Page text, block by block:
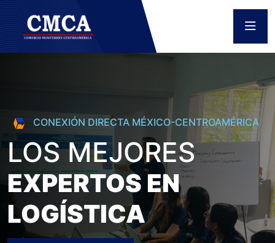
CONEXIÓN DIRECTA MÉXICO-CENTROAMÉRICA
LOS MEJORES
EXPERTOS EN
LOGÍSTICA